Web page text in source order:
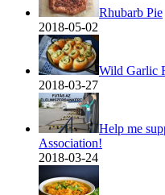
Rhubarb Pie
2018-05-02
Wild Garlic
2018-03-27
Help me
Association!
2018-03-24